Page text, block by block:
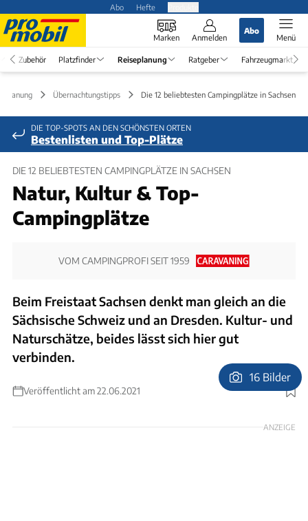
Abo Hefte
Marken Anmelden
Abo
Menü
Zubehör Platzfinder Reiseplanung Ratgeber Fahrzeugmarkt
Übernachtungstipps Die 12 beliebtesten Campingplätze in Sachsen
DIE TOP-SPOTS AN DEN SCHÖNSTEN ORTEN
Bestenlisten und Top-Plätze
DIE 12 BELIEBTESTEN CAMPINGPLÄTZE IN SACHSEN
Natur, Kultur & Top-
Campingplätze
VOM CAMPINGPROFI SEIT 1959
Beim Freistaat Sachsen denkt man gleich an die
Sächsische Schweiz und an Dresden. Kultur- und
Naturschätze, beides lässt sich hier gut
verbinden.
Veröffentlicht am 22.06.2021
Foto: Sangga Rima Roman Selia/Unsplash.com
16 Bilder
ANZEIGE